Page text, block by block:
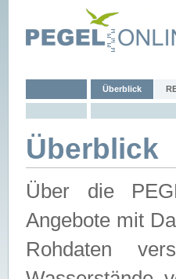
Überblick
Überblick
Über die
Angebote mit
Rohdaten